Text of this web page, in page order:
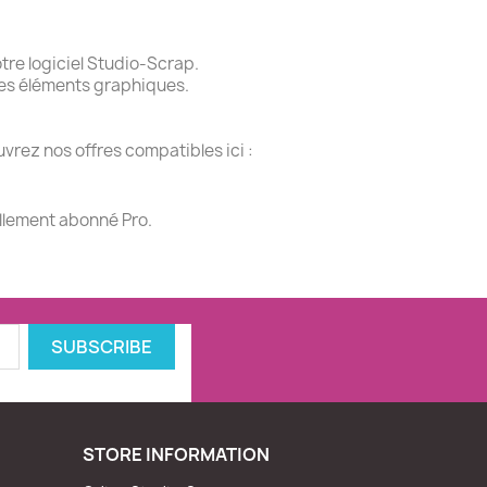
logiciel Studio-Scrap.
éléments graphiques.
nos offres compatibles ici :
abonné Pro.
STORE INFORMATION